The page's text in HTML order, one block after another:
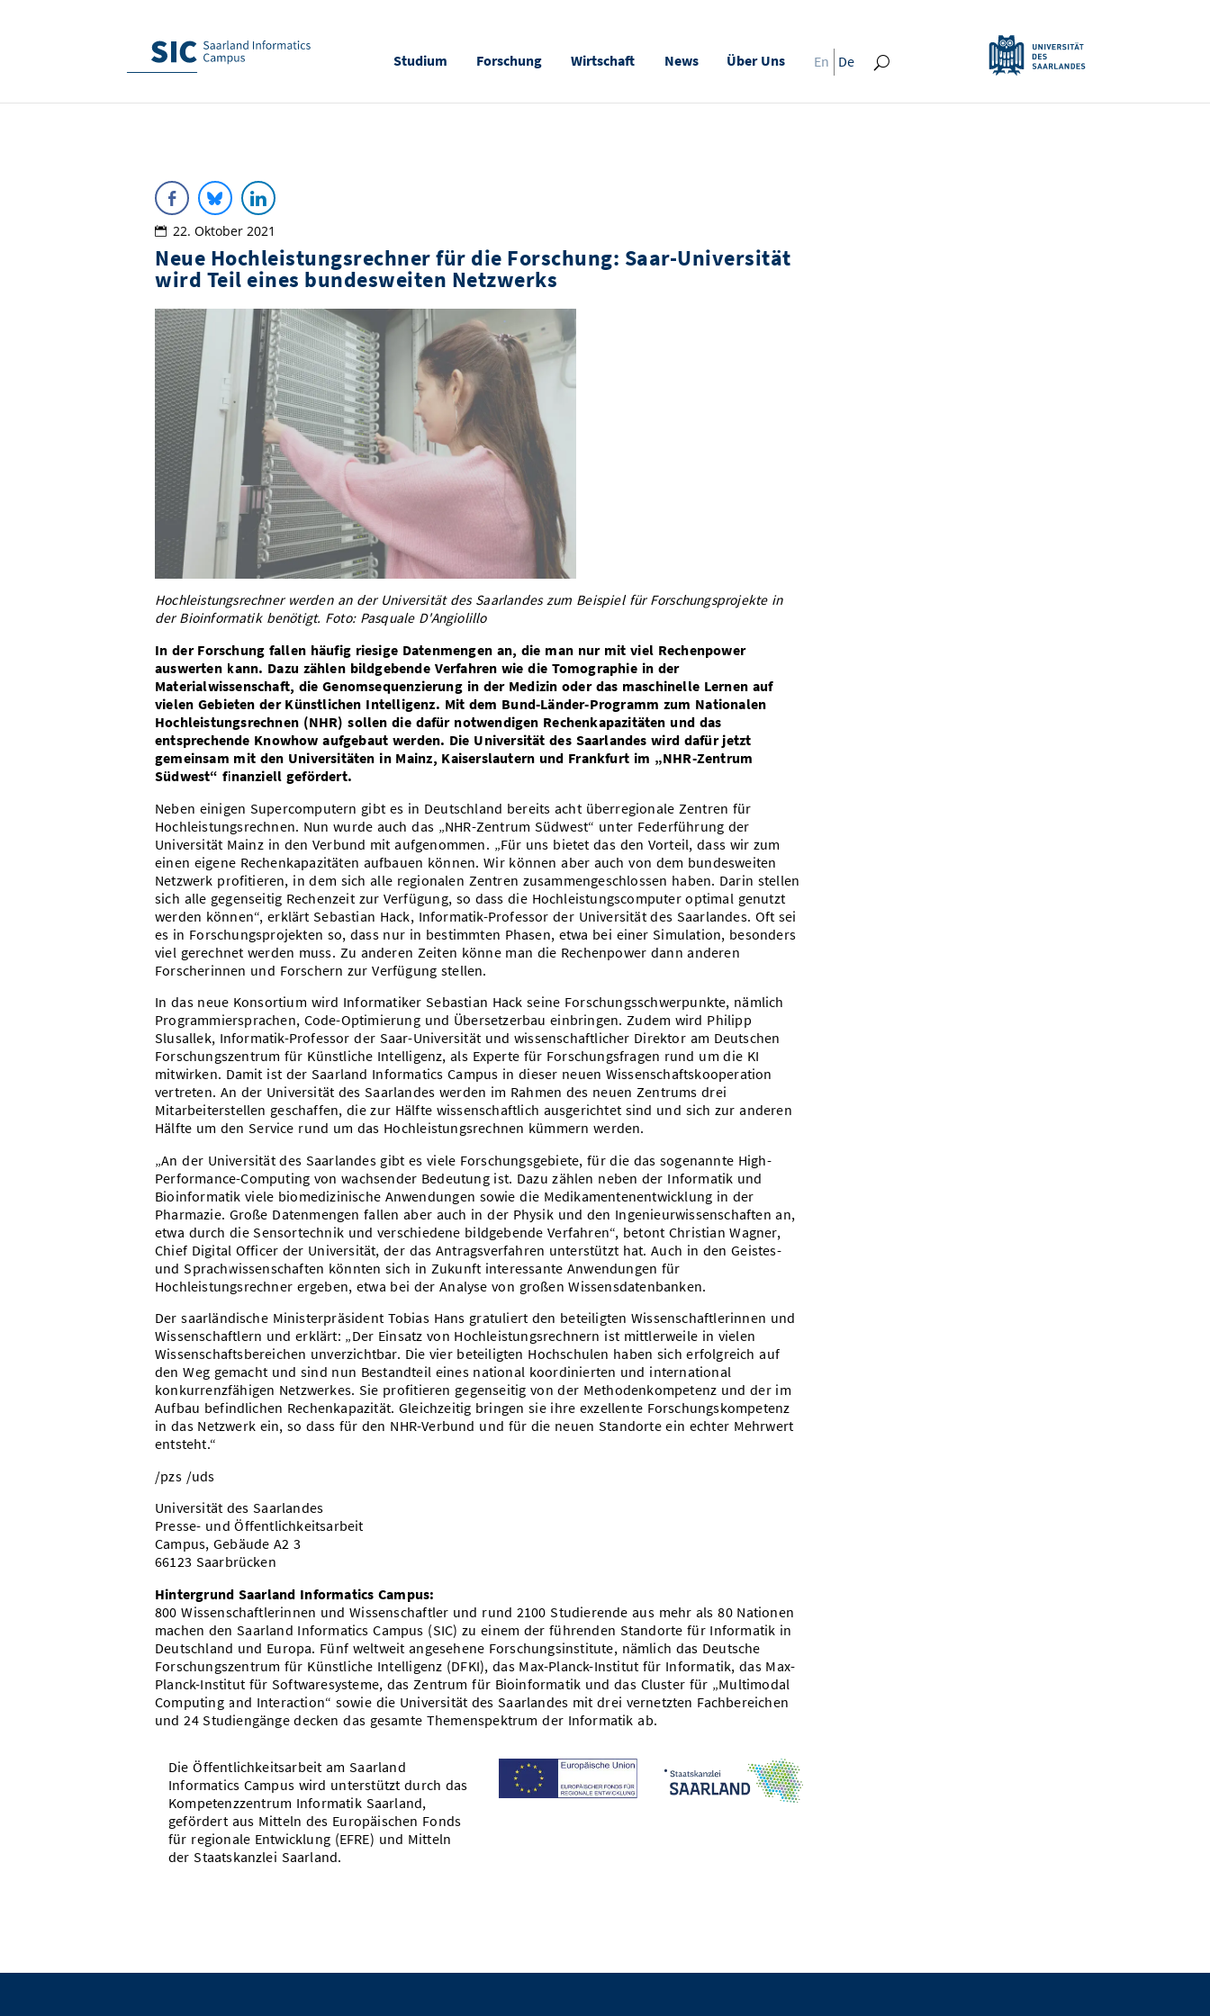
Studium Forschung Wirtschaft News Über Uns En De
22. Oktober 2021
Neue Hochleistungsrechner für die Forschung: Saar-Universität
wird Teil eines bundesweiten Netzwerks
Hochleistungsrechner werden an der Universität des Saarlandes zum Beispiel für Forschungsprojekte in
der Bioinformatik benötigt. Foto: Pasquale D'Angiolillo
In der Forschung fallen häufig riesige Datenmengen an, die man nur mit viel Rechenpower
auswerten kann. Dazu zählen bildgebende Verfahren wie die Tomographie in der
Materialwissenschaft, die Genomsequenzierung in der Medizin oder das maschinelle Lernen auf
vielen Gebieten der Künstlichen Intelligenz. Mit dem Bund-Länder-Programm zum Nationalen
Hochleistungsrechnen (NHR) sollen die dafür notwendigen Rechenkapazitäten und das
entsprechende Knowhow aufgebaut werden. Die Universität des Saarlandes wird dafür jetzt
gemeinsam mit den Universitäten in Mainz, Kaiserslautern und Frankfurt im „NHR-Zentrum
Südwest“ finanziell gefördert.
Neben einigen Supercomputern gibt es in Deutschland bereits acht überregionale Zentren für
Hochleistungsrechnen. Nun wurde auch das „NHR-Zentrum Südwest“ unter Federführung der
Universität Mainz in den Verbund mit aufgenommen. „Für uns bietet das den Vorteil, dass wir zum
einen eigene Rechenkapazitäten aufbauen können. Wir können aber auch von dem bundesweiten
Netzwerk profitieren, in dem sich alle regionalen Zentren zusammengeschlossen haben. Darin stellen
sich alle gegenseitig Rechenzeit zur Verfügung, so dass die Hochleistungscomputer optimal genutzt
werden können“, erklärt Sebastian Hack, Informatik-Professor der Universität des Saarlandes. Oft sei
es in Forschungsprojekten so, dass nur in bestimmten Phasen, etwa bei einer Simulation, besonders
viel gerechnet werden muss. Zu anderen Zeiten könne man die Rechenpower dann anderen
Forscherinnen und Forschern zur Verfügung stellen.
In das neue Konsortium wird Informatiker Sebastian Hack seine Forschungsschwerpunkte, nämlich
Programmiersprachen, Code-Optimierung und Übersetzerbau einbringen. Zudem wird Philipp
Slusallek, Informatik-Professor der Saar-Universität und wissenschaftlicher Direktor am Deutschen
Forschungszentrum für Künstliche Intelligenz, als Experte für Forschungsfragen rund um die KI
mitwirken. Damit ist der Saarland Informatics Campus in dieser neuen Wissenschaftskooperation
vertreten. An der Universität des Saarlandes werden im Rahmen des neuen Zentrums drei
Mitarbeiterstellen geschaffen, die zur Hälfte wissenschaftlich ausgerichtet sind und sich zur anderen
Hälfte um den Service rund um das Hochleistungsrechnen kümmern werden.
„An der Universität des Saarlandes gibt es viele Forschungsgebiete, für die das sogenannte High-
Performance-Computing von wachsender Bedeutung ist. Dazu zählen neben der Informatik und
Bioinformatik viele biomedizinische Anwendungen sowie die Medikamentenentwicklung in der
Pharmazie. Große Datenmengen fallen aber auch in der Physik und den Ingenieurwissenschaften an,
etwa durch die Sensortechnik und verschiedene bildgebende Verfahren“, betont Christian Wagner,
Chief Digital Officer der Universität, der das Antragsverfahren unterstützt hat. Auch in den Geistes-
und Sprachwissenschaften könnten sich in Zukunft interessante Anwendungen für
Hochleistungsrechner ergeben, etwa bei der Analyse von großen Wissensdatenbanken.
Der saarländische Ministerpräsident Tobias Hans gratuliert den beteiligten Wissenschaftlerinnen und
Wissenschaftlern und erklärt: „Der Einsatz von Hochleistungsrechnern ist mittlerweile in vielen
Wissenschaftsbereichen unverzichtbar. Die vier beteiligten Hochschulen haben sich erfolgreich auf
den Weg gemacht und sind nun Bestandteil eines national koordinierten und international
konkurrenzfähigen Netzwerkes. Sie profitieren gegenseitig von der Methodenkompetenz und der im
Aufbau befindlichen Rechenkapazität. Gleichzeitig bringen sie ihre exzellente Forschungskompetenz
in das Netzwerk ein, so dass für den NHR-Verbund und für die neuen Standorte ein echter Mehrwert
entsteht.“
/pzs /uds
Universität des Saarlandes
Presse- und Öffentlichkeitsarbeit
Campus, Gebäude A2 3
66123 Saarbrücken
Hintergrund Saarland Informatics Campus:
800 Wissenschaftlerinnen und Wissenschaftler und rund 2100 Studierende aus mehr als 80 Nationen
machen den Saarland Informatics Campus (SIC) zu einem der führenden Standorte für Informatik in
Deutschland und Europa. Fünf weltweit angesehene Forschungsinstitute, nämlich das Deutsche
Forschungszentrum für Künstliche Intelligenz (DFKI), das Max-Planck-Institut für Informatik, das Max-
Planck-Institut für Softwaresysteme, das Zentrum für Bioinformatik und das Cluster für „Multimodal
Computing and Interaction“ sowie die Universität des Saarlandes mit drei vernetzten Fachbereichen
und 24 Studiengänge decken das gesamte Themenspektrum der Informatik ab.
Die Öffentlichkeitsarbeit am Saarland
Informatics Campus wird unterstützt durch das
Kompetenzzentrum Informatik Saarland,
gefördert aus Mitteln des Europäischen Fonds
für regionale Entwicklung (EFRE) und Mitteln
der Staatskanzlei Saarland.